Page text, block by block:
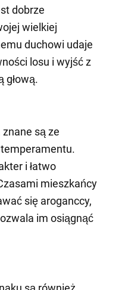
dobrze
wielkiej
duchowi udaje
losu i wyjść z
głową.
są ze
i łatwo
mieszkańcy
się aroganccy,
im osiągnąć